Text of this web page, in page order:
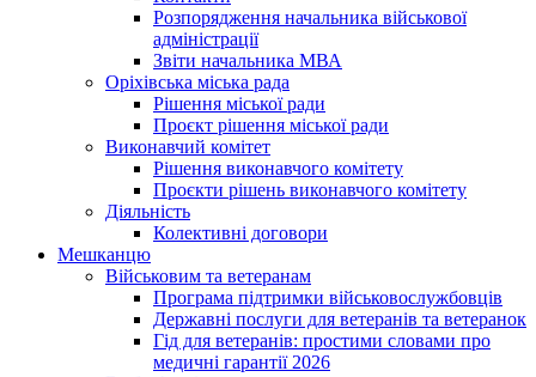
Розпорядження начальника військової
адміністрації
Звіти начальника МВА
Оріхівська міська рада
Рішення міської ради
Проєкт рішення міської ради
Виконавчий комітет
Рішення виконавчого комітету
Проєкти рішень виконавчого комітету
Діяльність
Колективні договори
Мешканцю
Військовим та ветеранам
Програма підтримки військовослужбовців
Державні послуги для ветеранів та ветеранок
Гід для ветеранів: простими словами про
медичні гарантії 2026